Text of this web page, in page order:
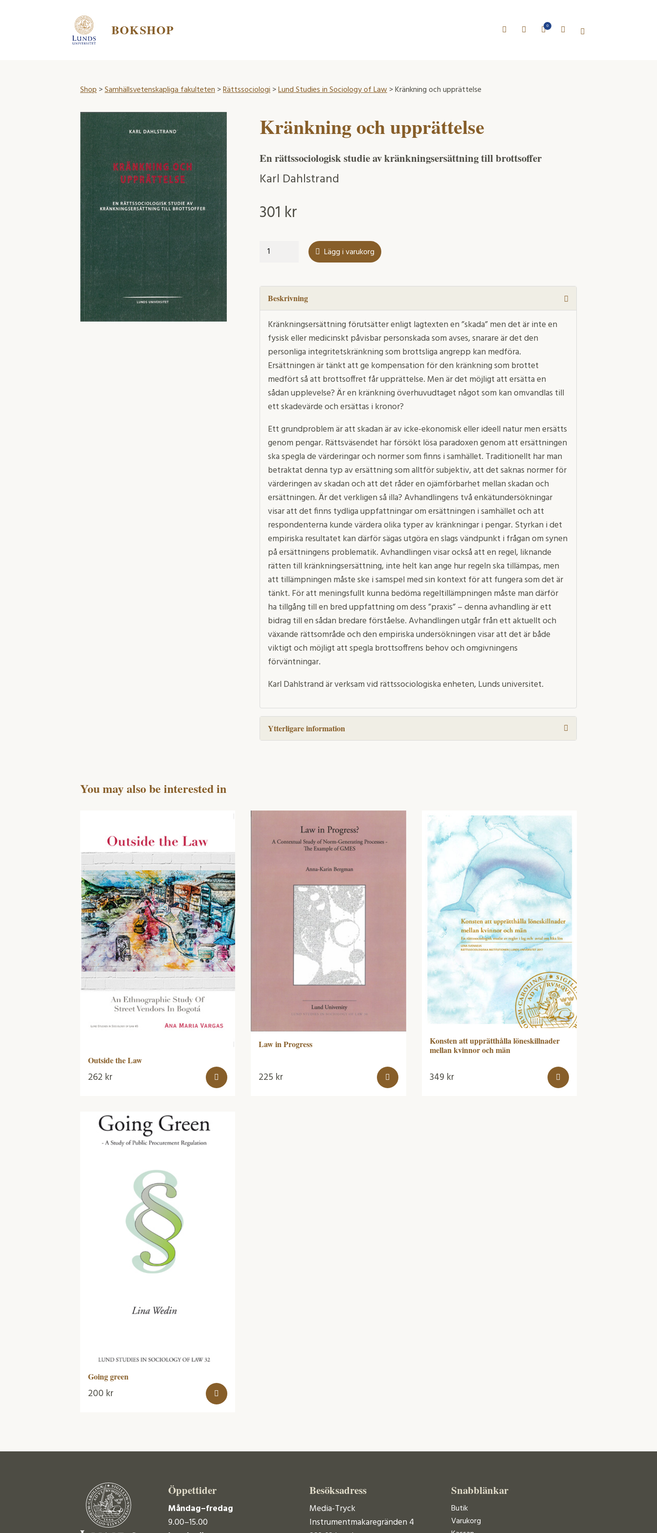
BOKSHOP 0
Shop>Samhällsvetenskapliga fakulteten>Rättssociologi>Lund Studies in Sociology of Law> Kränkning och upprättelse
Kränkning och upprättelse
En rättssociologisk studie av kränkningsersättning till brottsoffer
Karl Dahlstrand
301 kr
Kränkning
mängd
Lägg i varukorg
Beskrivning
Kränkningsersättning förutsätter enligt lagtexten en ”skada” men det är inte en
fysisk eller medicinskt påvisbar personskada som avses, snarare är det den
personliga integritetskränkning som brottsliga angrepp kan medföra.
Ersättningen är tänkt att ge kompensation för den kränkning som brottet
medfört så att brottsoffret får upprättelse. Men är det möjligt att ersätta en
sådan upplevelse? Är en kränkning överhuvudtaget något som kan omvandlas till
ett skadevärde och ersättas i kronor?
Ett grundproblem är att skadan är av icke-ekonomisk eller ideell natur men ersätts
genom pengar. Rättsväsendet har försökt lösa paradoxen genom att ersättningen
ska spegla de värderingar och normer som finns i samhället. Traditionellt har man
betraktat denna typ av ersättning som alltför subjektiv, att det saknas normer för
värderingen av skadan och att det råder en ojämförbarhet mellan skadan och
ersättningen. Är det verkligen så illa? Avhandlingens två enkätundersökningar
visar att det finns tydliga uppfattningar om ersättningen i samhället och att
respondenterna kunde värdera olika typer av kränkningar i pengar. Styrkan i det
empiriska resultatet kan därför sägas utgöra en slags vändpunkt i frågan om synen
på ersättningens problematik. Avhandlingen visar också att en regel, liknande
rätten till kränkningsersättning, inte helt kan ange hur regeln ska tillämpas, men
att tillämpningen måste ske i samspel med sin kontext för att fungera som det är
tänkt. För att meningsfullt kunna bedöma regeltillämpningen måste man därför
ha tillgång till en bred uppfattning om dess ”praxis” – denna avhandling är ett
bidrag till en sådan bredare förståelse. Avhandlingen utgår från ett aktuellt och
växande rättsområde och den empiriska undersökningen visar att det är både
viktigt och möjligt att spegla brottsoffrens behov och omgivningens
förväntningar.
Karl Dahlstrand är verksam vid rättssociologiska enheten, Lunds universitet.
Ytterligare information
You may also be interested in
Outside the Law
262 kr
Law in Progress
225 kr
Konsten att upprätthålla löneskillnader
mellan kvinnor och män
349 kr
Going green
200 kr
Öppettider
Måndag–fredag
9.00–15.00
Besöksadress
Media-Tryck
Instrumentmakaregränden 4
Snabblänkar
Butik
Varukorg